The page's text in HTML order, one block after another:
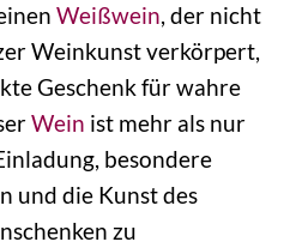
Weißwein, der nicht
Weinkunst verkörpert,
Geschenk für wahre
Wein ist mehr als nur
besondere
und die Kunst des
zu